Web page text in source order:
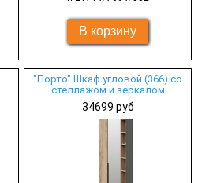
"Порто" Шкаф угловой (366) со
стеллажом и зеркалом
34699 руб